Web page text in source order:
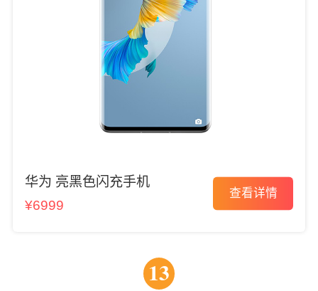
华为 亮黑色闪充手机
¥6999
查看详情
13